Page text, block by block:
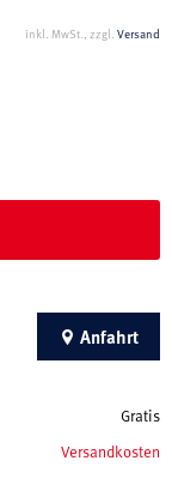
inkl. MwSt., zzgl. Versand
Anfahrt
Gratis
Versandkosten